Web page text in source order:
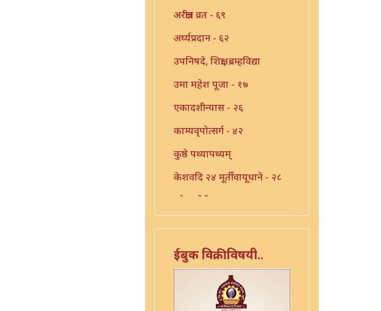
अरक्षीत्र व्रत - ६९
अर्घ्यप्रदान - ६२
उपनिषदे, शिक्षा, ब्रम्हविद्या
उमा महेश पूजा - १७
एकादशीन्यास - २६
काम्यवृपोत्सर्ग - ४२
कुष्ठे पथ्यापथ्यम्
केशवदि २४ मूर्तीवायूधाने - २८
कोजागीरी पूजा - १८
गणपति पार्थिव पूजा - ५६
गुरुचिदंबराय - ३०
गुरोराधन - ८
ईबुक विक्रीविषयी..